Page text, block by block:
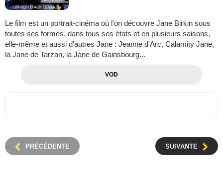
Le film est un portrait-cinéma où l'on découvre Jane Birkin sous
toutes ses formes, dans tous ses états et en plusieurs saisons,
elle-même et aussi d'autres Jane : Jeanne d'Arc, Calamity Jane,
la Jane de Tarzan, la Jane de Gainsbourg...
VOD
PRÉCÉDENTE SUIVANTE